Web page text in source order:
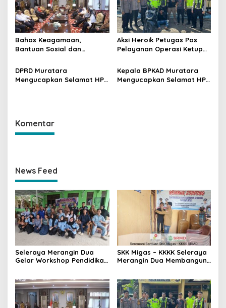
Bahas Keagamaan,
Bantuan Sosial dan
Aksi Heroik Petugas Pos
Pelayanan Operasi Ketupat
Kejar dan Ringkus Pelaku
Curat
DPRD Muratara
Mengucapkan Selamat HPN
Kepala BPKAD Muratara
Mengucapkan Selamat HPN
Komentar
News Feed
Seleraya Merangin Dua
Gelar Workshop Pendidikan
SKK Migas – KKKK Seleraya
Merangin Dua Membangun